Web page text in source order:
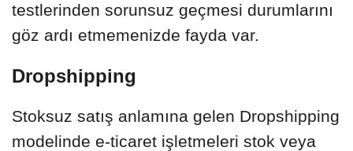
testlerinden sorunsuz geçmesi durumlarını
göz ardı etmemenizde fayda var.
Dropshipping
Stoksuz satış anlamına gelen Dropshipping
modelinde e-ticaret işletmeleri stok veya